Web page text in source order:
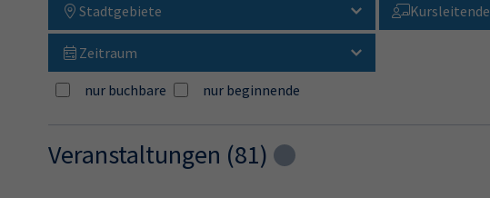
Stadtgebiete Kursleitende
Zeitraum
nur buchbare nur beginnende
Veranstaltungen (81) Loading...